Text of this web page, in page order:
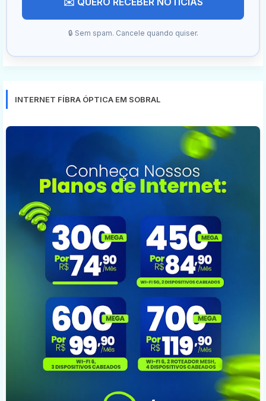
🔒 Sem spam. Cancele quando quiser.
INTERNET FÍBRA ÓPTICA EM SOBRAL